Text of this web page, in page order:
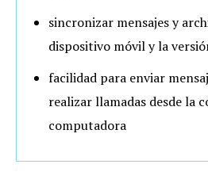
sincronizar mensajes y
dispositivo móvil y la
facilidad para enviar
realizar llamadas desde la
computadora